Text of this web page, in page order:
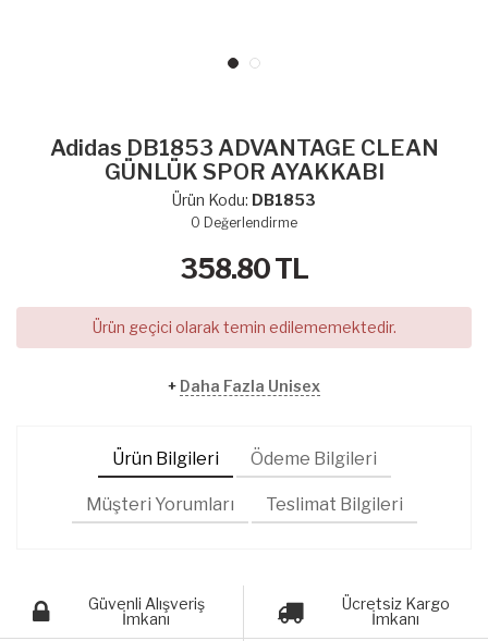
Adidas DB1853 ADVANTAGE CLEAN
GÜNLÜK SPOR AYAKKABI
Ürün Kodu: DB1853
0 Değerlendirme
358.80TL
Ürün geçici olarak temin edilememektedir.
+ Daha Fazla Unisex
Ürün Bilgileri Ödeme Bilgileri
Müşteri Yorumları Teslimat Bilgileri
Güvenli Alışveriş
İmkanı
Ücretsiz Kargo
İmkanı